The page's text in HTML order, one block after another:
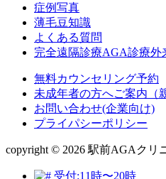
症例写真
薄毛豆知識
よくある質問
完全遠隔診療AGA診療外
無料カウンセリング予約
未成年者の方へご案内（
お問い合わせ(企業向け)
プライパシーポリシー
copyright © 2026 駅前AGAクリ
受付:11時〜20時